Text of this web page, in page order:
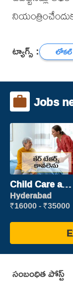
ట్యాగ్స్ : లోకల్
Jobs
Child Care and
Patient care
Hyderabad
₹16000 - ₹35000
సంబంధిత పోస్ట్